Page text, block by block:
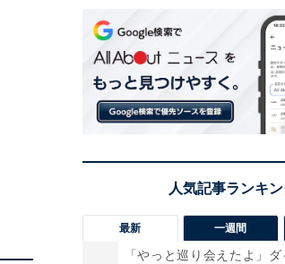
最新 一週間
「やっと巡り会えたよ」ダ